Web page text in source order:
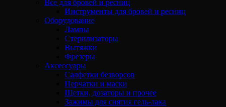
Все для бровей и ресниц
Инструменты для бровей и ресниц
Оборудование
Лампы
Стерилизаторы
Вытяжки
Фрезеры
Аксессуары
Салфетки безворсов
Перчатки и маски
Щетки, дозаторы и прочее
Зажимы для снятия гель-лака